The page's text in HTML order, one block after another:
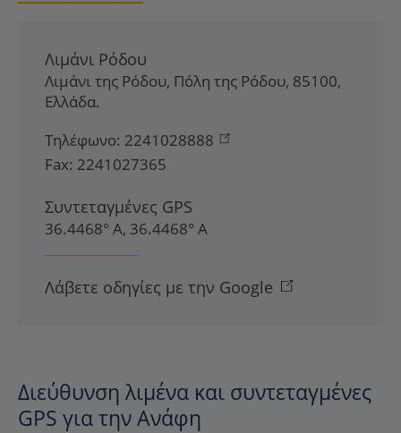
Λιμάνι Ρόδου
Λιμάνι της Ρόδου, Πόλη της Ρόδου, 85100,
Ελλάδα.
Τηλέφωνο: 2241028888
Fax: 2241027365
Συντεταγμένες GPS
36.4468° Α, 36.4468° Α
Λάβετε οδηγίες με την Google
Διεύθυνση λιμένα και συντεταγμένες
GPS για την Ανάφη